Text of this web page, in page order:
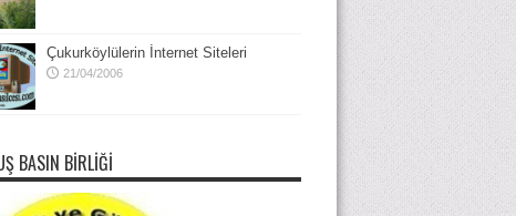
Çukurköylülerin İnternet Siteleri
21/04/2006
BASIN BIRLIĞI